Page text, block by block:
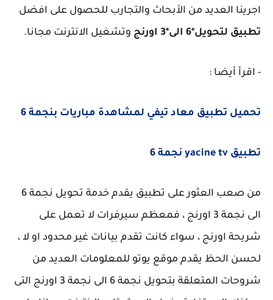
اجرينا العديد من الأبحاث والتجارب للحصول على افضل
تطبيق لتحويل*6 الى*3 اورنج
وتشغيل الانترنت مجانا.
- اقرأ أيضا :
تحميل تطبيق معاد تيفي لمشاهدة مباريات بنجمة 6
تطبيق yacine tv نجمة 6
من صعب العثور على تطبيق يقدم خدمة تحويل نجمة 6
الى نجمة 3 اورنج ، فمعظم سيرفرات لا تعمل على
شريحة اورنج ، سواء كانت تقدم بيانات غير محدود او لا ،
لحسن الحظ يقدم موقع يوتو للمعلومات العديد من
شروحات المتعلقة بتحويل نجمة 6 الى نجمة 3 اورنج التى